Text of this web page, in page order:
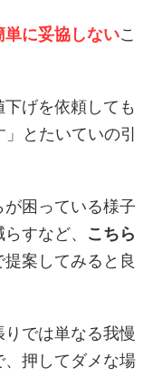
に妥協しないこ
げを依頼しても
とたいていの引
が困っている様子
すなど、 こちら
提案してみると良
りでは単なる我慢
、押してダメな場